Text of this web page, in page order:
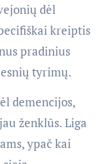
dėl
kreiptis
pradinius
tyrimų.
demencijos,
ženklūs. Liga
ypač kai